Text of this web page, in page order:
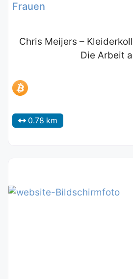
Frauen
Chris Meijers –
Die Arbeit
0.78 km